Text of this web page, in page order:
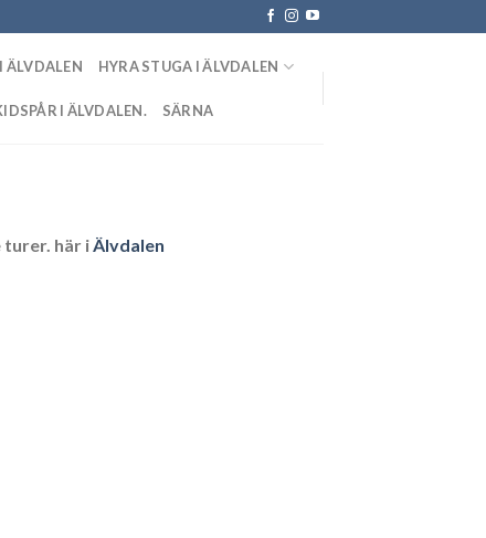
ÄLVDALEN HYRA STUGA I ÄLVDALEN
I ÄLVDALEN. SÄRNA
turer. här i Älvdalen